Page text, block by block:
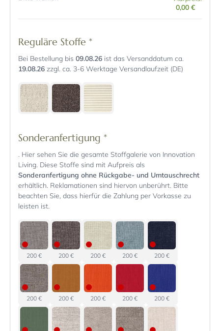
0,00 €
Reguläre Stoffe *
Bei Bestellung bis 09.08.26 ist das Versanddatum ca.
19.08.26 zzgl. ca. 3-6 Werktage Versandlaufzeit (DE)
Sonderanfertigung *
. Hier sehen Sie die gesamte Stoffgalerie von Innovation
Living. Diese Stoffe sind mit Aufpreis als
Sonderanfertigung ohne Rückgabe- und Umtauschrecht
erhältlich. Reklamationen sind hiervon unberührt. Bitte
beachten Sie, dass hierfür die Zahlung per Vorkasse zu
leisten ist.
200 € 200 € 200 € 200 € 200 €
200 € 200 € 200 € 200 € 200 €